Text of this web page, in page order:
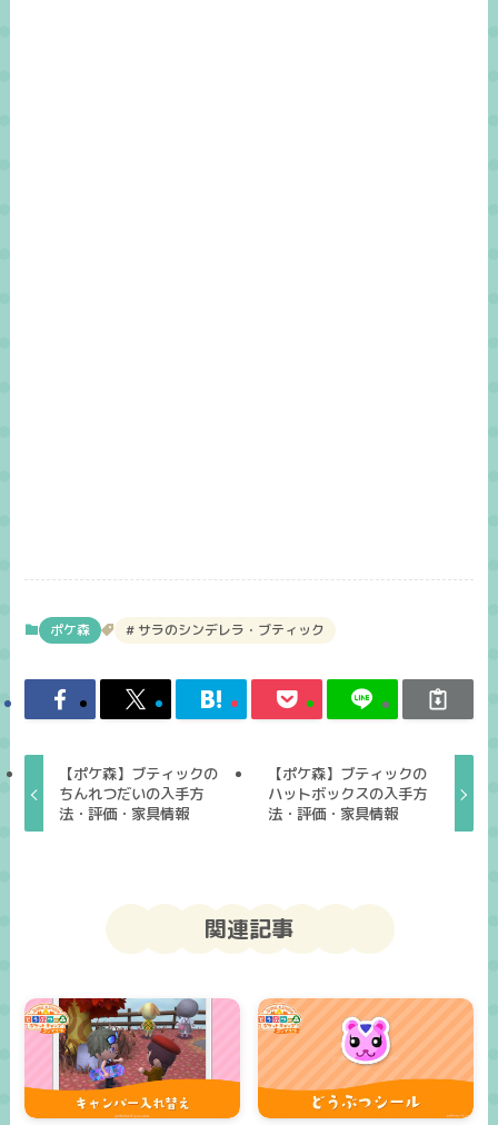
ポケ森 サラのシンデレラ・ブティック
【ポケ森】ブティックの
ちんれつだいの入手方
法・評価・家具情報
【ポケ森】ブティックの
ハットボックスの入手方
法・評価・家具情報
関連記事